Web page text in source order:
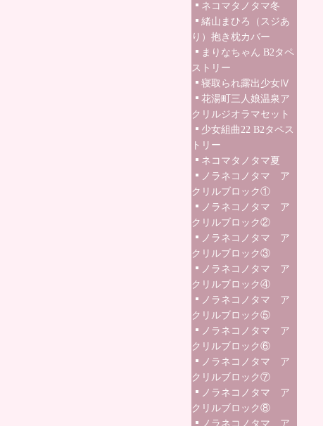
ネコマタノタマ冬
緒山まひろ（スジあ
り）抱き枕カバー
まりなちゃん B2タペ
ストリー
寝取られ露出少女Ⅳ
花湯町三人娘温泉ア
クリルジオラマセット
少女組曲22 B2タペス
トリー
ネコマタノタマ夏
ノラネコノタマ ア
クリルブロック①
ノラネコノタマ ア
クリルブロック②
ノラネコノタマ ア
クリルブロック③
ノラネコノタマ ア
クリルブロック④
ノラネコノタマ ア
クリルブロック⑤
ノラネコノタマ ア
クリルブロック⑥
ノラネコノタマ ア
クリルブロック⑦
ノラネコノタマ ア
クリルブロック⑧
ノラネコノタマ ア